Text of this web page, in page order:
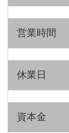
営業時間
休業日
資本金